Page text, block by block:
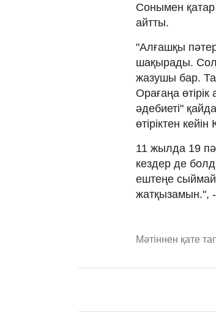
Сонымен
айтты.
"Алғашқы
шақырады.
жазушы бар.
Орағаңа
әдебиеті"
өтіріктен
11 жылда 19
кездер де
ештеңе
жатқызамын.",
Мәтіннен қате